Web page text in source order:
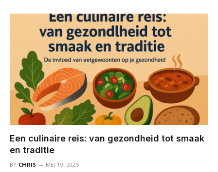
Een culinaire reis: van gezondheid tot smaak
en traditie
BY CHRIS MEI 19, 2025